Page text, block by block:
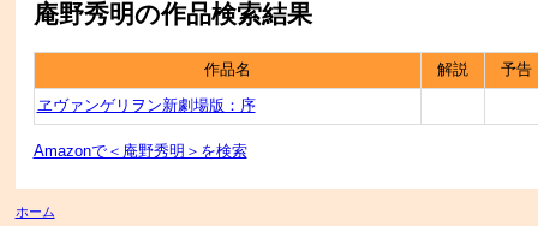
庵野秀明の作品検索結果
作品名 解説 予告
ヱヴァンゲリヲン新劇場版：序
Amazonで＜庵野秀明＞を検索
ホーム